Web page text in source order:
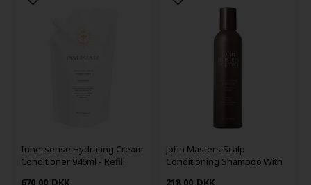
Innersense Hydrating Cream
Conditioner 946ml - Refill
670,00 DKK
John Masters Scalp
Conditioning Shampoo With
218,00 DKK